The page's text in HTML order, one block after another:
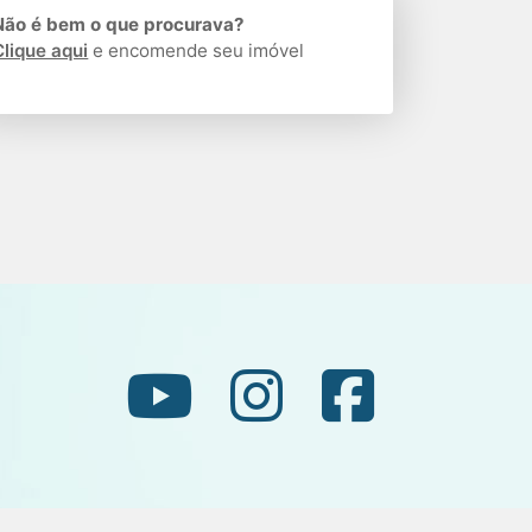
é bem o que procurava?
aqui e encomende seu imóvel